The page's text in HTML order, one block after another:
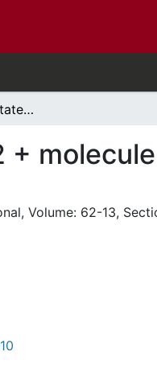
Open-shell ground state energy of the He2 + molecule ion.
Volume: 62-13,